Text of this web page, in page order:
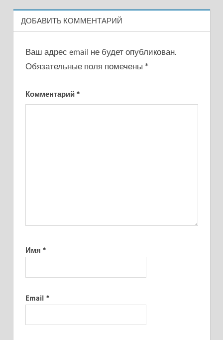
ДОБАВИТЬ КОММЕНТАРИЙ
Ваш адрес email не будет опубликован.
Обязательные поля помечены *
Комментарий *
Имя *
Email *